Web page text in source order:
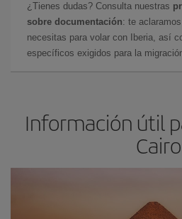
¿Tienes dudas? Consulta nuestras
sobre documentación: te
necesitas para volar con Iberia, así
específicos exigidos para la
Información útil
Cairo